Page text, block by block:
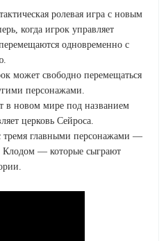
ролевая игра с новым
когда игрок управляет
одновременно с
может свободно перемещаться
персонажами.
в новом мире под названием
церковь Сейроса.
тремя главными персонажами —
— которые сыграют